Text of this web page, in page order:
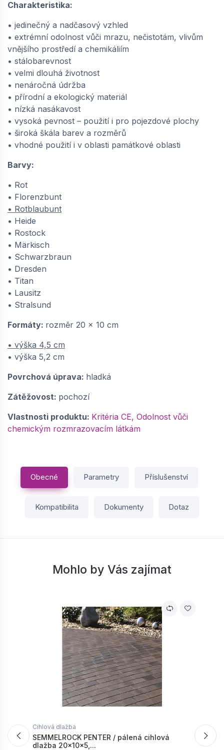
Charakteristika:
• jedinečný a nadčasový vzhled
• extrémní odolnost vůči mrazu, nečistotám, vlivům
vnějšího prostředí a chemikáliím
• stálobarevnost
• velmi dlouhá životnost
• nenáročná údržba
• přírodní a ekologický materiál
• nízká nasákavost
• vysoká pevnost – použití i pro pojezdové plochy
• široká škála barev a rozměrů
• vhodné použití i v oblasti památkové oblasti
Barvy:
• Rot
• Florenzbunt
• Rotblaubunt
• Heide
• Rostock
• Märkisch
• Schwarzbraun
• Dresden
• Titan
• Lausitz
• Stralsund
Formáty: rozměr 20 x 10 cm
• výška 4,5 cm
• výška 5,2 cm
Povrchová úprava: hladká
Zátěžovost: pochozí
Vlastnosti produktu: Kritéria CE, Odolnost vůči
chemickým rozmrazovacím látkám
Obecné Parametry Příslušenství
Kompatibilita Dokumenty Dotaz
Mohlo by Vás zajímat
Cihlová dlažba
SEMMELROCK PENTER / pálená cihlová
dlažba 20x10x5,...